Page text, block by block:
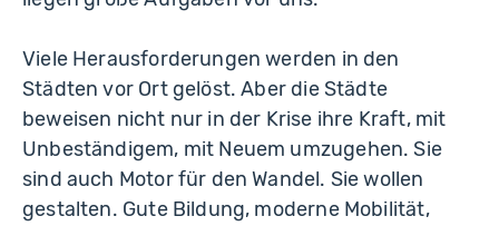
Viele Herausforderungen werden in den
Städten vor Ort gelöst. Aber die Städte
beweisen nicht nur in der Krise ihre Kraft, mit
Unbeständigem, mit Neuem umzugehen. Sie
sind auch Motor für den Wandel. Sie wollen
gestalten. Gute Bildung, moderne Mobilität,